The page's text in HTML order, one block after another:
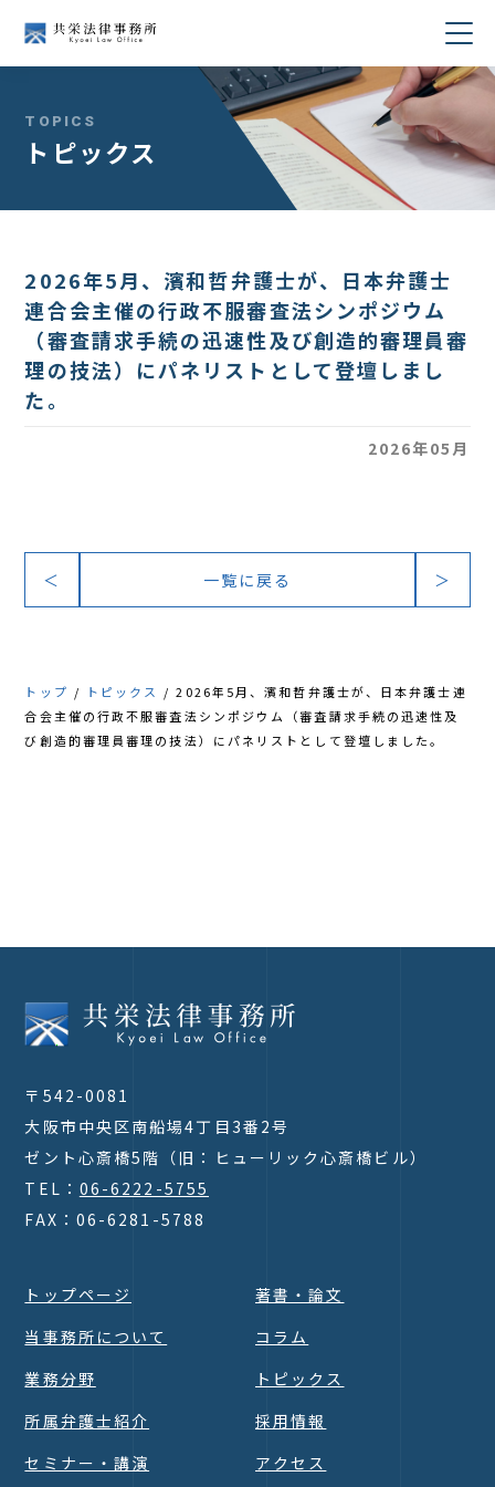
業務分野
セミナー・講演
著書・論文
コラム
TOPICS
トピックス
2026年5月、濱和哲弁護士が、日本弁護士
連合会主催の行政不服審査法シンポジウム
（審査請求手続の迅速性及び創造的審理員審
理の技法）にパネリストとして登壇しまし
た。
2026年05月
＜ 一覧に戻る ＞
トップ トピックス
2026年5月、濱和哲弁護士が、日本弁護士連
合会主催の行政不服審査法シンポジウム（審査請求手続の迅速性及
び創造的審理員審理の技法）にパネリストとして登壇しました。
〒542-0081
大阪市中央区南船場4丁目3番2号
ゼント心斎橋5階（旧：ヒューリック心斎橋ビル）
TEL： 06-6222-5755
FAX：06-6281-5788
トップページ
当事務所について
業務分野
所属弁護士紹介
セミナー・講演
著書・論文
コラム
トピックス
採用情報
アクセス